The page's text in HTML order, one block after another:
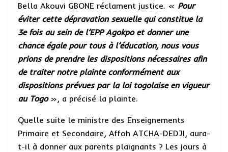
Bella Akouvi GBONE réclament justice. « Pour
éviter cette dépravation sexuelle qui constitue la
3e fois au sein de l’EPP Agokpo et donner une
chance égale pour tous à l’éducation, nous vous
prions de prendre les dispositions nécessaires afin
de traiter notre plainte conformément aux
dispositions prévues par la loi togolaise en vigueur
au Togo», a précisé la plainte.
Quelle suite le ministre des Enseignements
Primaire et Secondaire, Affoh ATCHA-DEDJI, aura-
t-il à donner aux parents plaignants ? Les jours à